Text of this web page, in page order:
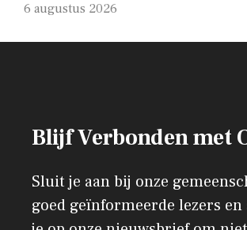
6 augustus 2026
Blijf Verbonden met
Sluit je aan bij onze
goed geïnformeerde lezers en